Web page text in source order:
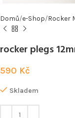
Domů e-Shop Rocker
rocker plegs
590 Kč
Skladem